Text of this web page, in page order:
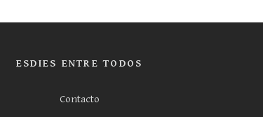
ESDIES ENTRE TODOS
Contacto